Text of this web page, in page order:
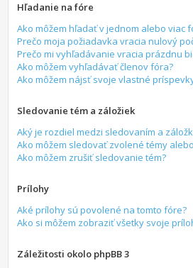
Hľadanie na fóre
Ako môžem hľadať v jednom alebo viac
Prečo moja požiadavka vracia nulový
Prečo mi vyhľadávanie vracia prázdnu
Ako môžem vyhľadávať členov fóra?
Ako môžem nájsť svoje vlastné
Sledovanie tém a záložiek
Aký je rozdiel medzi sledovaním a
Ako môžem sledovať zvolené témy
Ako môžem zrušiť sledovanie tém?
Prílohy
Aké prílohy sú povolené na tomto fóre?
Ako si môžem zobraziť všetky svoje
Záležitosti okolo phpBB 3